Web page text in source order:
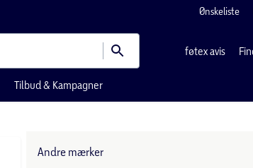
Ønskeliste
føtex avis
Tilbud & Kampagner
Andre mærker